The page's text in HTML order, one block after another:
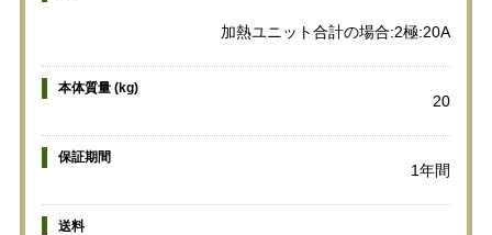
加熱ユニット合計の場合:2極:20A
本体質量 (kg)
20
保証期間
1年間
送料